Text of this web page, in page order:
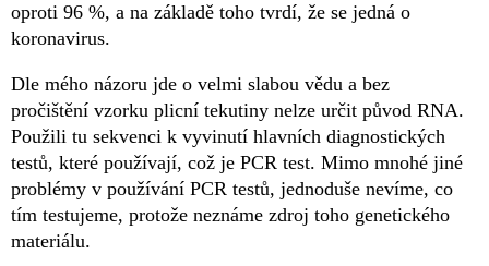
oproti 96 %, a na základě toho tvrdí, že se jedná o
koronavirus.
Dle mého názoru jde o velmi slabou vědu a bez
pročištění vzorku plicní tekutiny nelze určit původ RNA.
Použili tu sekvenci k vyvinutí hlavních diagnostických
testů, které používají, což je PCR test. Mimo mnohé jiné
problémy v používání PCR testů, jednoduše nevíme, co
tím testujeme, protože neznáme zdroj toho genetického
materiálu.